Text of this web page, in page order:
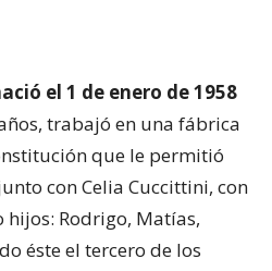
el 1 de enero de 1958
trabajó en una fábrica
que le permitió
con Celia Cuccittini, con
Rodrigo, Matías,
éste el tercero de los